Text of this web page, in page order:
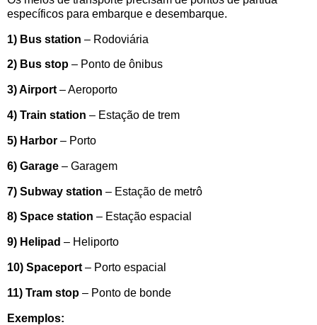
específicos para embarque e desembarque.
1) Bus station – Rodoviária
2) Bus stop – Ponto de ônibus
3) Airport – Aeroporto
4) Train station – Estação de trem
5) Harbor – Porto
6) Garage – Garagem
7) Subway station – Estação de metrô
8) Space station – Estação espacial
9) Helipad – Heliporto
10) Spaceport – Porto espacial
11) Tram stop – Ponto de bonde
Exemplos: